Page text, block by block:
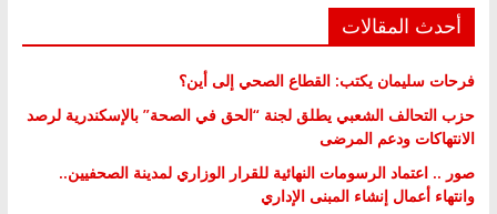
أحدث المقالات
فرحات سليمان يكتب: القطاع الصحي إلى أين؟
حزب التحالف الشعبي يطلق لجنة “الحق في الصحة” بالإسكندرية لرصد
الانتهاكات ودعم المرضى
صور .. اعتماد الرسومات النهائية للقرار الوزاري لمدينة الصحفيين..
وانتهاء أعمال إنشاء المبنى الإداري